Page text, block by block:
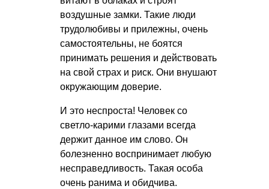
воздушные замки. Такие люди
трудолюбивы и прилежны, очень
самостоятельны, не боятся
принимать решения и действовать
на свой страх и риск. Они внушают
окружающим доверие.
И это неспроста! Человек со
светло-карими глазами всегда
держит данное им слово. Он
болезненно воспринимает любую
несправедливость. Такая особа
очень ранима и обидчива.